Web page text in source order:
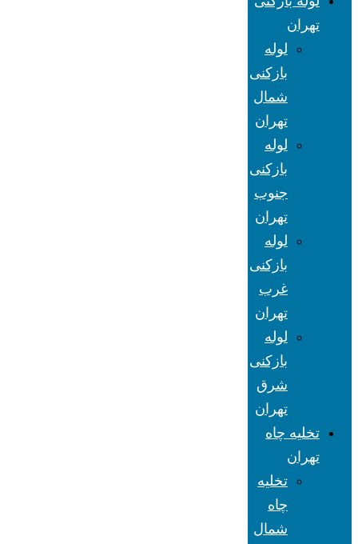
تهران
لوله
بازکنی
شمال
تهران
لوله
بازکنی
جنوب
تهران
لوله
بازکنی
غرب
تهران
لوله
بازکنی
شرق
تهران
تخلیه چاه
تهران
تخلیه
چاه
شمال